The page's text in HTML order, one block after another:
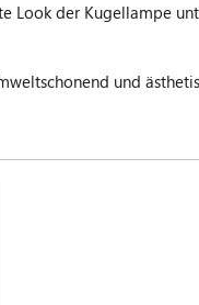
Look der Kugellampe
und